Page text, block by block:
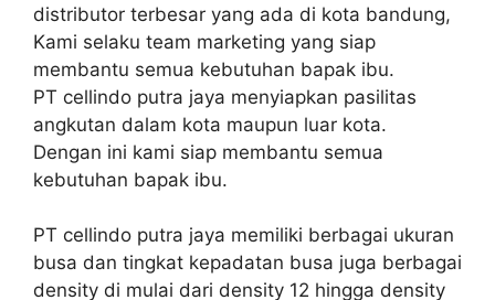
distributor terbesar yang ada di kota bandung,
Kami selaku team marketing yang siap
membantu semua kebutuhan bapak ibu.
PT cellindo putra jaya menyiapkan pasilitas
angkutan dalam kota maupun luar kota.
Dengan ini kami siap membantu semua
kebutuhan bapak ibu.
PT cellindo putra jaya memiliki berbagai ukuran
busa dan tingkat kepadatan busa juga berbagai
density di mulai dari density 12 hingga density